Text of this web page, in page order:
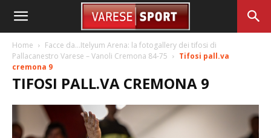
Home
Facce da…Itelyum Arena: la fotogallery dei tifosi di
Pallacanestro Varese – Vanoli Cremona 84-75
Tifosi pall.va
cremona 9
TIFOSI PALL.VA CREMONA 9